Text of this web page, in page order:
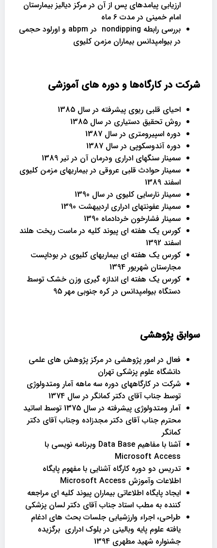
ارزیابی پیامدهای پس از آن در مرکز دیالیز بیمارستان
امام خمینی در مدت 6 ماه
بررسی رابطه nondipping در abpm و اورلود حجمی
در بیوامپدانس بیماران مزمن کلیوی
شرکت در کارگاه‌ها و دوره های آموزشی
احیای قلبی ریوی پیشرفته در سال 1385
روش تحقیق دستیاری در سال 1385
دوره اسپیرومتری در سال 1387
دوره آندوسکوپی در سال 1387
سمینار سنگهای ادراری ودرمان آن در تیر 1389
سمینار حوادث قلبی عروقی در بیماریهای مزمن کلیوی
اسفند 1389
سمینار نارسایی کلیوی در سال 1390
سمینار عفونتهای ادراری اردیبهشت 1390
سمینار فشارخون خردادماه 1390
کورس یک هفته ای پیوند کلیه در ماست ریخت هلند
اسفند 1392
کورس یک هفته ای بیماریهای کلیوی در بوداپست
مجارستان شهریور 1394
کورس یک هفته ای اندازه گیری وزن خشک توسط
دستگاه بیوامپدانس در کره جنوبی مهر 95
سوابق پژوهشی
فعال در امور پژوهشی در مرکز پژوهش های علمی
دانشگاه علوم پزشکی تهران
شرکت در کارگاههای دوره سه ماهه آمار ومتدولوژی
توسط جناب آقای دکتر کمانگر در سال 1374
آمار ومتدولوژی پیشرفته در سال 1375 توسط اساتید
محترم جناب آقای دکتر مجدزاده وجناب آقای دکتر
کمانگر
آشنا با مفاهیم Data Base وبرنامه نویسی با
Microsoft Access
تدریس دو دوره کارگاه آشنایی با مفهوم پایگاه
اطلاعات وآموزش Microsoft Access
ایجاد پایگاه اطلاعاتی بیماران پیوند کلیه ای مراجعه
کننده به مطب استاد جناب آقای دکتر لسان پزشکی
طراحی، اجراء وارزشیابی جلسات بحث های ادغام
یافته علوم پایه وبالینی در بلوک ادراری برگزیده
جشنواره شهید مطهری 1394